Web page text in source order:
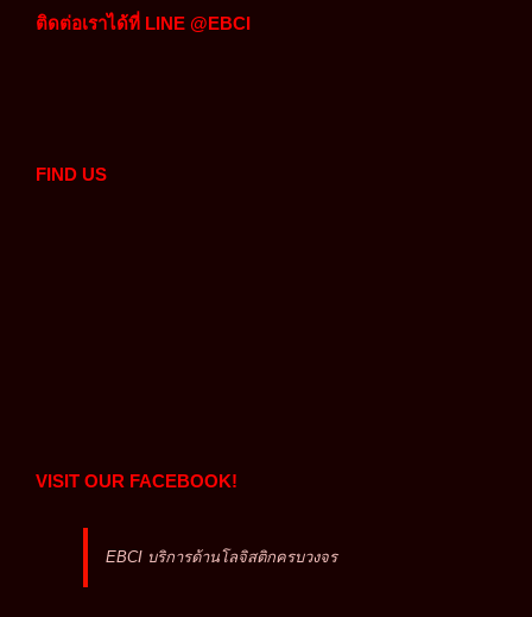
ติดต่อเราได้ที่ LINE @EBCI
FIND US
VISIT OUR FACEBOOK!
EBCI บริการด้านโลจิสติกครบวงจร